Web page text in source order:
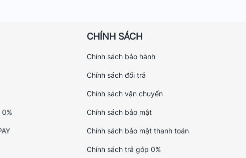
CHÍNH SÁCH
Chính sách bảo hành
Chính sách đổi trả
Chính sách vận chuyển
Chính sách bảo mật
Chính sách bảo mật thanh toán
Chính sách trả góp 0%